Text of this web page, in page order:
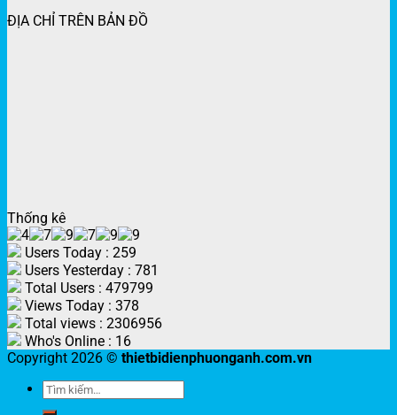
ĐỊA CHỈ TRÊN BẢN ĐỒ
Thống kê
Users Today : 259
Users Yesterday : 781
Total Users : 479799
Views Today : 378
Total views : 2306956
Who's Online : 16
Copyright 2026 © thietbidienphuonganh.com.vn